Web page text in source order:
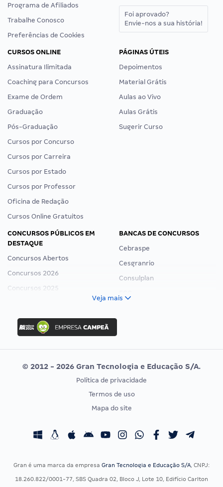
Programa de Afiliados
Trabalhe Conosco
Preferências de Cookies
Foi aprovado?
Envie-nos a sua história!
CURSOS ONLINE
Assinatura Ilimitada
Coaching para Concursos
Exame de Ordem
Graduação
Pós-Graduação
Cursos por Concurso
Cursos por Carreira
Cursos por Estado
Cursos por Professor
Oficina de Redação
Cursos Online Gratuitos
PÁGINAS ÚTEIS
Depoimentos
Material Grátis
Aulas ao Vivo
Aulas Grátis
Sugerir Curso
CONCURSOS PÚBLICOS EM
DESTAQUE
Concursos Abertos
Concursos 2026
Concursos 2025
Concurso Ibama
Concurso MPU
Editais publicados
BANCAS DE CONCURSOS
Cebraspe
Cesgranrio
Consulplan
Vunesp
CONCURSOS POR PROFISSÃO
Concursos Fiscais
EXAME DE ORDEM
Calendário OAB
Veja mais
© 2012 - 2026 Gran Tecnologia e Educação S/A.
Política de privacidade
Termos de uso
Mapa do site
Gran é uma marca da empresa Gran Tecnologia e Educação S/A, CNPJ:
18.260.822/0001-77, SBS Quadra 02, Bloco J, Lote 10, Edifício Carlton